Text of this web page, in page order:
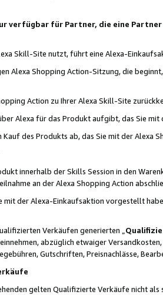
verfügbar für Partner, die eine
Skill-Site nutzt, führt eine Alexa-
Alexa Shopping Action-Sitzung, die
Action zu Ihrer Alexa Skill-Site
Alexa für das Produkt aufgibt, das Sie mit
Kauf des Produkts ab, das Sie mit der Alexa
innerhalb der Skills Session in den
an der Alexa Shopping Action
der Alexa-Einkaufsaktion vorgestellt
Verkäufen generierten „
abzüglich etwaiger
Gutschriften, Preisnachlässe,
gelten Qualifizierte Verkäufe nicht